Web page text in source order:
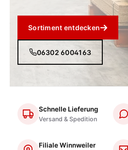
Sortiment entdecken
06302 6004163
Schnelle Lieferung
Versand & Spedition
Filiale Winnweiler